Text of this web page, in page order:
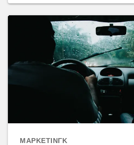
ΜΆΡΚΕΤΙΝΓΚ